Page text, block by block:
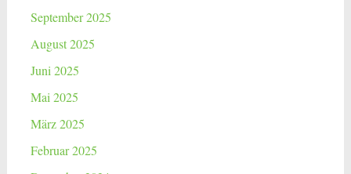
September 2025
August 2025
Juni 2025
Mai 2025
März 2025
Februar 2025